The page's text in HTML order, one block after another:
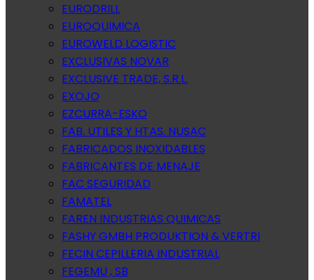
EURODRILL
EUROQUIMICA
EUROWELD LOGISTIC
EXCLUSIVAS NOVAR
EXCLUSIVE TRADE, S.R.L.
EXOJO
EZCURRA-ESKO
FAB. UTILES Y HTAS. NUSAC
FABRICADOS INOXIDABLES
FABRICANTES DE MENAJE
FAC SEGURIDAD
FAMATEL
FAREN INDUSTRIAS QUIMICAS
FASHY GMBH PRODUKTION & VERTRI
FECIN CEPILLERIA INDUSTRIAL
FEGEMU , SB